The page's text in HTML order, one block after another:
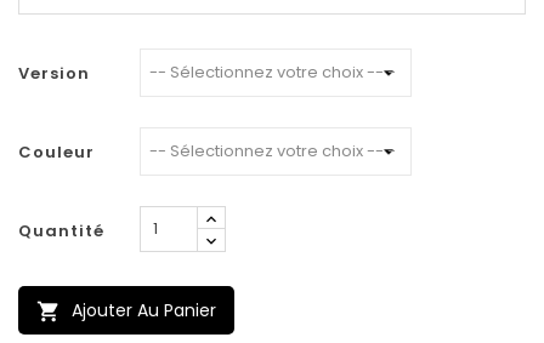
Version
Couleur
Quantité
 Ajouter Au Panier